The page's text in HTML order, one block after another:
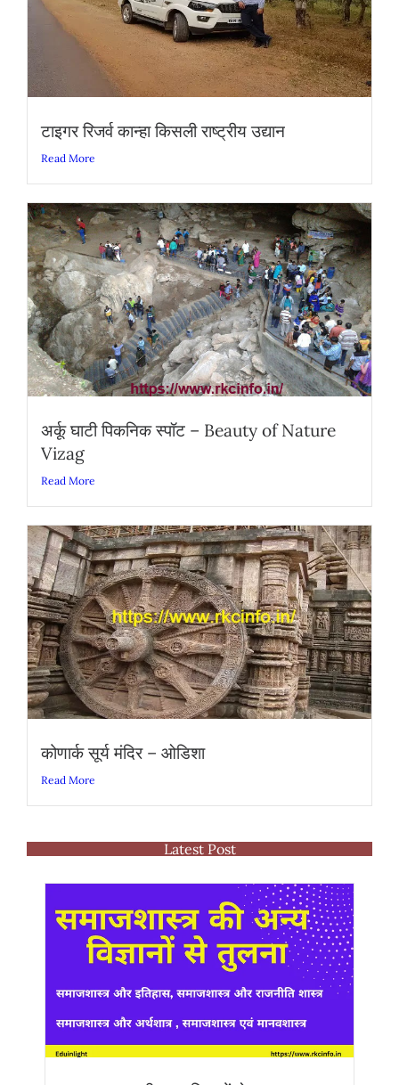
टाइगर रिजर्व कान्हा किसली राष्ट्रीय उद्यान
Read More
अर्कू घाटी पिकनिक स्पॉट – Beauty of Nature
Vizag
Read More
कोणार्क सूर्य मंदिर – ओडिशा
Read More
Latest Post